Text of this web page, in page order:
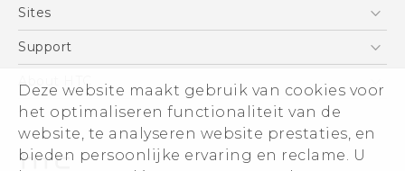
Deze website maakt gebruik van cookies voor
het optimaliseren functionaliteit van de
website, te analyseren website prestaties, en
bieden persoonlijke ervaring en reclame. U
wettelijke voorschriften
Safety and regulatory guide
Telefoons
Vive
Accessoires
Sites
HTC Vive
Aan de slag
Support
Support voor eCommerce
About HTC
ESG
Informatie over het bedrijf